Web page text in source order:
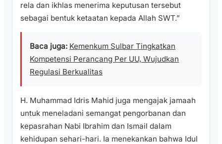
rela dan ikhlas menerima keputusan tersebut
sebagai bentuk ketaatan kepada Allah SWT.”
Baca juga: Kemenkum Sulbar Tingkatkan
Kompetensi Perancang Per UU, Wujudkan
Regulasi Berkualitas
H. Muhammad Idris Mahid juga mengajak jamaah
untuk meneladani semangat pengorbanan dan
kepasrahan Nabi Ibrahim dan Ismail dalam
kehidupan sehari-hari. Ia menekankan bahwa Idul